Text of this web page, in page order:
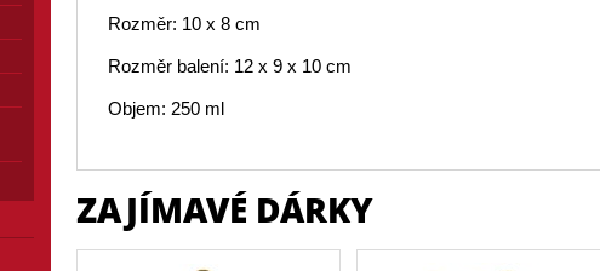
Rozměr: 10 x 8 cm
Rozměr balení: 12 x 9 x 10 cm
Objem: 250 ml
ZAJÍMAVÉ DÁRKY